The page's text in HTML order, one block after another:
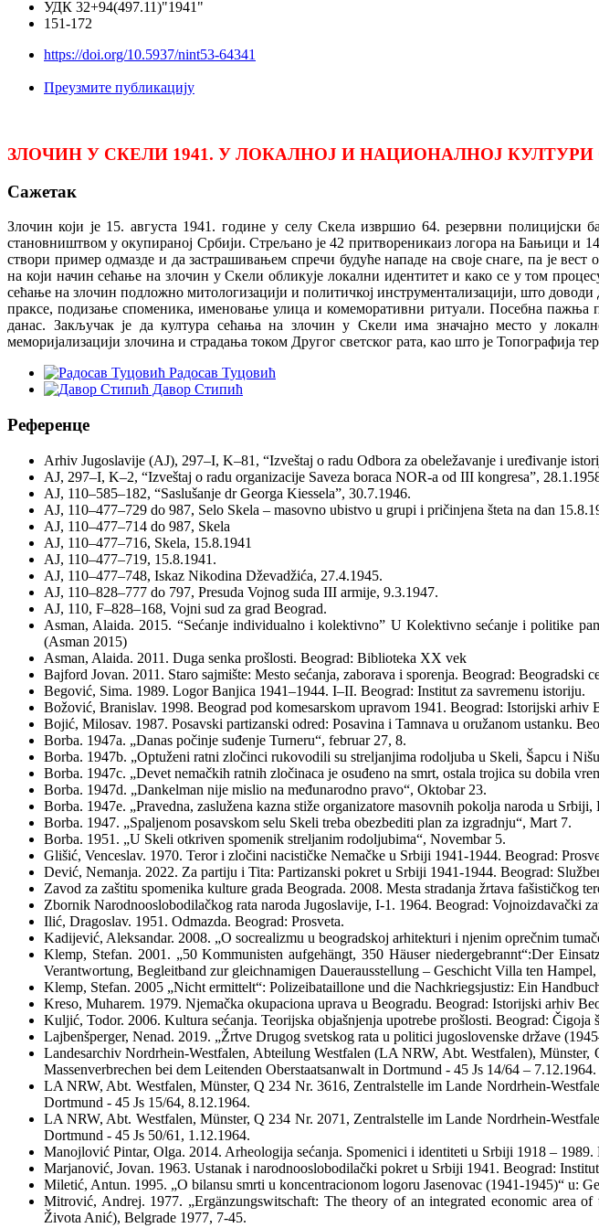
УДК 32+94(497.11)"1941"
151-172
https://doi.org/10.5937/nint53-64341
Преузмите публикацију
ЗЛОЧИН У СКЕЛИ 1941. У ЛОКАЛНОЈ И НАЦИОНАЛНОЈ
Сажетак
Злочин који је 15. августа 1941. године у селу Скела извршио 64. резервни
становништвом у окупираној Србији. Стрељано је 42 притвореникаиз логора на Бањици и
створи пример одмазде и да застрашивањем спречи будуће нападе на своје снаге, па је
на који начин сећање на злочин у Скели обликује локални идентитет и како се у том
сећање на злочин подложно митологизацији и политичкој инструментализацији, што
праксе, подизање споменика, именовање улица и комеморативни ритуали. Посебна пажња
данас. Закључак је да култура сећања на злочин у Скели има значајно место у
меморијализацији злочина и страдања током Другог светског рата, као што је Топографија
Радосав Туцовић
Давор Стипић
Референце
Arhiv Jugoslavije (АЈ), 297–I, K–81, “Izveštaj o radu Odbora za obeležavanje i uređivanje
АЈ, 297–I, K–2, “Izveštaj o radu organizacije Saveza boraca NOR-a od III kongresaˮ,
AJ, 110–585–182, “Saslušanje dr Georga Kiesselaˮ, 30.7.1946.
АЈ, 110–477–729 do 987, Selo Skela – masovno ubistvo u grupi i pričinjena šteta na dan
АЈ, 110–477–714 do 987, Skela
АЈ, 110–477–716, Skela, 15.8.1941
АЈ, 110–477–719, 15.8.1941.
АЈ, 110–477–748, Iskaz Nikodina Dževadžića, 27.4.1945.
АЈ, 110–828–777 do 797, Presuda Vojnog suda III armije, 9.3.1947.
AJ, 110, F–828–168, Vojni sud za grad Beograd.
Asman, Alaida. 2015. “Sećanje individualno i kolektivnoˮ U Kolektivno sećanje i politike
(Asman 2015)
Asman, Alaida. 2011. Duga senka prošlosti. Beograd: Biblioteka XX vek
Bajford Jovan. 2011. Staro sajmište: Mesto sećanja, zaborava i sporenja. Beograd: Beogradski
Begović, Sima. 1989. Logor Banjica 1941–1944. I–II. Beograd: Institut za savremenu istoriju.
Božović, Branislav. 1998. Beograd pod komesarskom upravom 1941. Beograd: Istorijski arhiv
Bojić, Milosav. 1987. Posavski partizanski odred: Posavina i Tamnava u oružanom ustanku.
Borba. 1947a. „Danas počinje suđenje Turneru“, februar 27, 8.
Borba. 1947b. „Optuženi ratni zločinci rukovodili su streljanjima rodoljuba u Skeli, Šapcu i
Borba. 1947c. „Devet nemačkih ratnih zločinaca je osuđeno na smrt, ostala trojica su dobila
Borba. 1947d. „Dankelman nije mislio na međunarodno pravo“, Oktobar 23.
Borba. 1947e. „Pravedna, zaslužena kazna stiže organizatore masovnih pokolja naroda u
Borba. 1947. „Spaljenom posavskom selu Skeli treba obezbediti plan za izgradnju“, Mart 7.
Borba. 1951. „U Skeli otkriven spomenik streljanim rodoljubima“, Novembar 5.
Glišić, Venceslav. 1970. Teror i zločini nacističke Nemačke u Srbiji 1941-1944. Beograd:
Dević, Nemanja. 2022. Za partiju i Tita: Partizanski pokret u Srbiji 1941-1944. Beograd:
Zavod za zaštitu spomenika kulture grada Beograda. 2008. Mesta stradanja žrtava fašističkog
Zbornik Narodnooslobodilačkog rata naroda Jugoslavije, I-1. 1964. Beograd: Vojnoizdavački
Ilić, Dragoslav. 1951. Odmazda. Beograd: Prosveta.
Kadijević, Aleksandar. 2008. „O socrealizmu u beogradskoj arhitekturi i njenim oprečnim
Klemp, Stefan. 2001. „50 Kommunisten aufgehängt, 350 Häuser niedergebrannt“:Der
Verantwortung, Begleitband zur gleichnamigen Dauerausstellung – Geschicht Villa ten
Klemp, Stefan. 2005 „Nicht ermittelt“: Polizeibataillone und die Nachkriegsjustiz: Ein
Kreso, Muharem. 1979. Njemačka okupaciona uprava u Beogradu. Beograd: Istorijski arhiv
Kuljić, Todor. 2006. Kultura sećanja. Teorijska objašnjenja upotrebe prošlosti. Beograd: Čigoja
Lajbenšperger, Nenad. 2019. „Žrtve Drugog svetskog rata u politici jugoslovenske države
Landesarchiv Nordrhein-Westfalen, Abteilung Westfalen (LA NRW, Abt. Westfalen),
Massenverbrechen bei dem Leitenden Oberstaatsanwalt in Dortmund - 45 Js 14/64 – 7.12.1964.
LA NRW, Abt. Westfalen, Münster, Q 234 Nr. 3616, Zentralstelle im Lande Nordrhein-
Dortmund - 45 Js 15/64, 8.12.1964.
LA NRW, Abt. Westfalen, Münster, Q 234 Nr. 2071, Zentralstelle im Lande Nordrhein-
Dortmund - 45 Js 50/61, 1.12.1964.
Manojlović Pintar, Olga. 2014. Arheologija sećanja. Spomenici i identiteti u Srbiji 1918 –
Marjanović, Jovan. 1963. Ustanak i narodnooslobodilački pokret u Srbiji 1941. Beograd:
Miletić, Antun. 1995. „O bilansu smrti u koncentracionom logoru Jasenovac (1941-1945)“ u:
Mitrović, Andrej. 1977. „Ergänzungswitschaft: The theory of an integrated economic area
Života Anić), Belgrade 1977, 7-45.